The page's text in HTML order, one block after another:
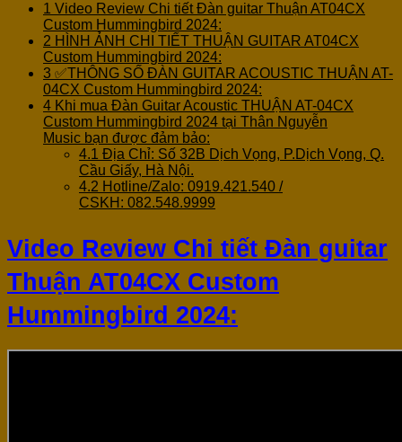
1 Video Review Chi tiết Đàn guitar Thuận AT04CX
Custom Hummingbird 2024:
2 HÌNH ẢNH CHI TIẾT THUẬN GUITAR AT04CX
Custom Hummingbird 2024:
3 ✅THÔNG SỐ ĐÀN GUITAR ACOUSTIC THUẬN AT-
04CX Custom Hummingbird 2024:
4 Khi mua Đàn Guitar Acoustic THUẬN AT-04CX
Custom Hummingbird 2024 tại Thân Nguyễn
Music bạn được đảm bảo:
4.1 Địa Chỉ: Số 32B Dịch Vọng, P.Dịch Vọng, Q.
Cầu Giấy, Hà Nội.
4.2 Hotline/Zalo: 0919.421.540 /
CSKH: 082.548.9999
Video Review Chi tiết Đàn guitar
Thuận AT04CX Custom
Hummingbird 2024: